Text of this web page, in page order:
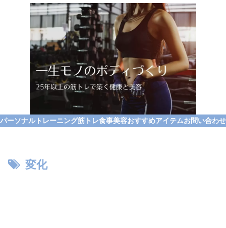
パーソナルトレーニング筋トレ食事美容おすすめアイテムお問い合わせ
変化